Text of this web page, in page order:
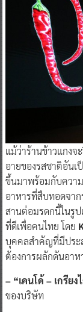
แม้ว่าร้านข้าวแกงจ
อายของรสชาติอันเ
ขึ้นมาพร้อมกับควา
อาหารที่สืบทอดจาก
สานต่อมรดกนี้ในรู
ที่ดีเพื่อคนไทย โดย
บุคคลสำคัญที่มีประ
ต้องการผลักดันอาห
– “เคนโด้ – เกรียง
ของบริษัท